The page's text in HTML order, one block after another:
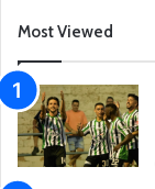
Most Viewed